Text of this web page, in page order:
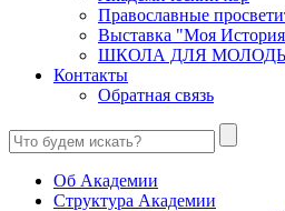
Православные
Выставка "Моя
ШКОЛА ДЛЯ
Контакты
Обратная связь
Об Академии
Структура Академии